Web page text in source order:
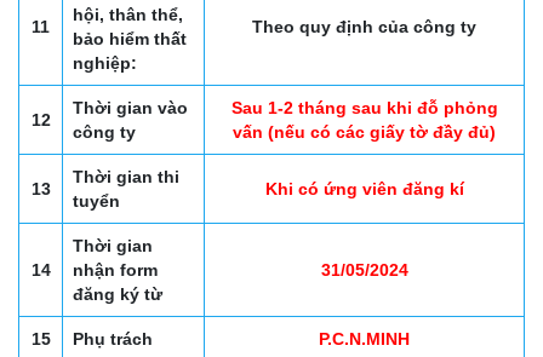
11
hội, thân thể,
bảo hiểm thất
nghiệp:
Theo quy định của công ty
12
Thời gian vào
công ty
Sau 1-2 tháng sau khi đỗ phỏng
vấn (nếu có các giấy tờ đầy đủ)
13
Thời gian thi
tuyển
Khi có ứng viên đăng kí
14
Thời gian
nhận form
đăng ký từ
31/05/2024
15 Phụ trách P.C.N.MINH